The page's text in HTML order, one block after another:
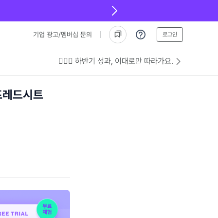
기업 광고/멤버십 문의 로그인
💁🏻‍♂️ 하반기 성과, 이대로만 따라가요.
드시트